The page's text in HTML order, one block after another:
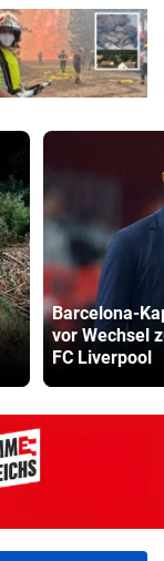
Barcelona-
vor Wechsel
FC Liverpool